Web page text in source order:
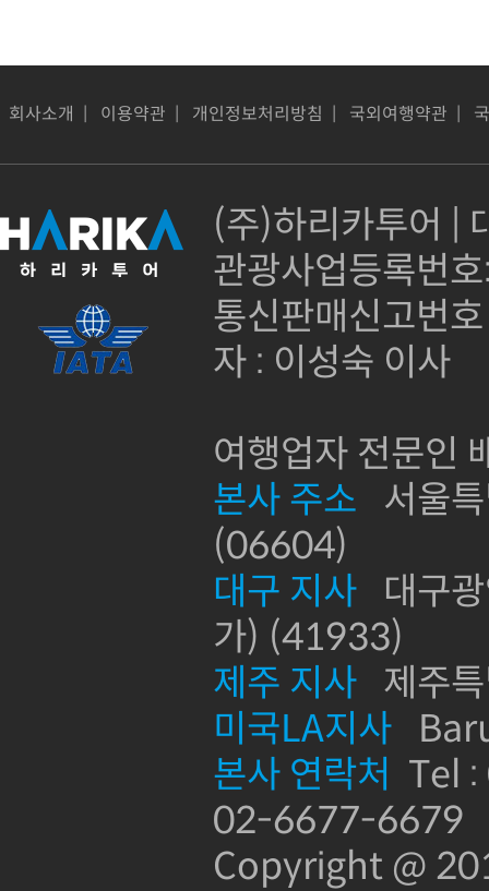
회사소개 이용약관 개인정보처리방침 국외여행약관
(주)하리카투어 |
관광사업등록번
통신판매신고번
자 : 이성숙 이사
여행업자 전문인
본사 주소 서울
(06604)
대구 지사 대구
가) (41933)
제주 지사 제주
미국LA지사
본사 연락처 Tel
02-6677-6679
Copyright @